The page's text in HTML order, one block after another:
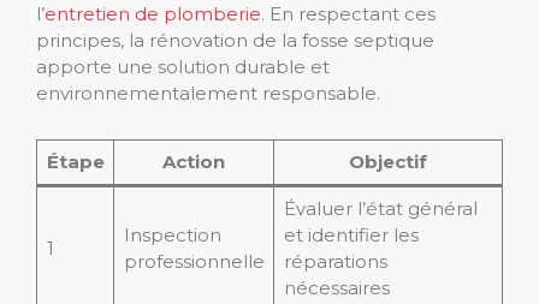
l’entretien de plomberie. En respectant ces
principes, la rénovation de la fosse septique
apporte une solution durable et
environnementalement responsable.
Étape Action Objectif
1
Inspection
professionnelle
Évaluer l’état général
et identifier les
réparations
nécessaires